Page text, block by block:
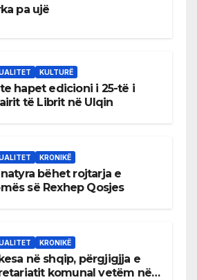
pa ujë
KULTURË
hapet edicioni i 25-të i
të Librit në Ulqin
KRONIKË
bëhet rojtarja e
së Rexhep Qosjes
KRONIKË
në shqip, përgjigjja e
komunal vetëm në